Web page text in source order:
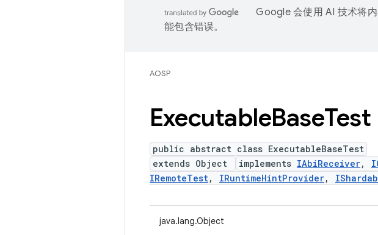
Google 会使用 AI 技术将
能包含错误。
AOSP
ExecutableBaseTest
public abstract class ExecutableBaseTest
extends Object
implements IAbiReceiver,
IRemoteTest, IRuntimeHintProvider,
java.lang.Object